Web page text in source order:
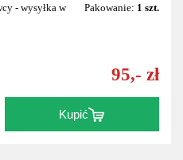
- wysyłka w
Pakowanie: 1 szt.
95,- zł
Kupić